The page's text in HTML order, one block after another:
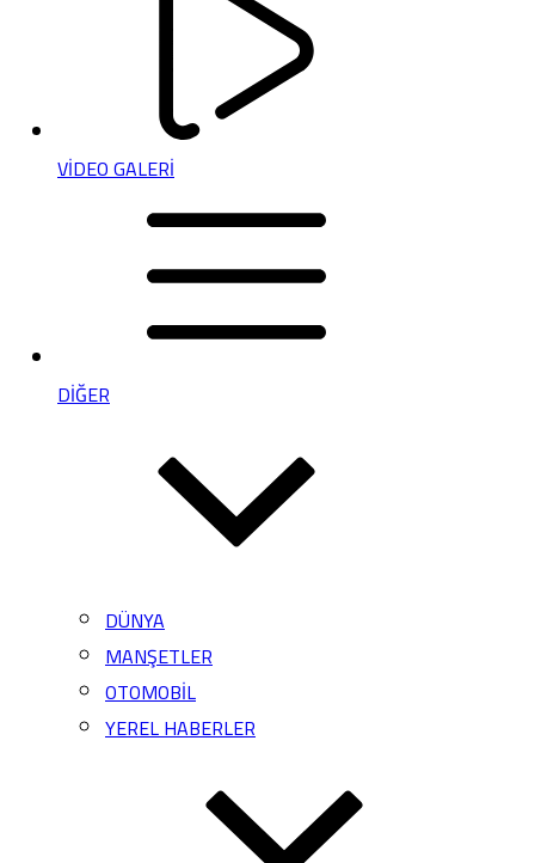
VİDEO GALERİ
DİĞER
DÜNYA
MANŞETLER
OTOMOBİL
YEREL HABERLER